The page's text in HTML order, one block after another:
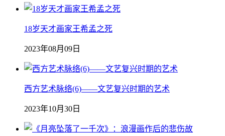
18岁天才画家王希孟之死
2023年08月09日
西方艺术脉络(6)——文艺复兴时期的艺术
2023年10月30日